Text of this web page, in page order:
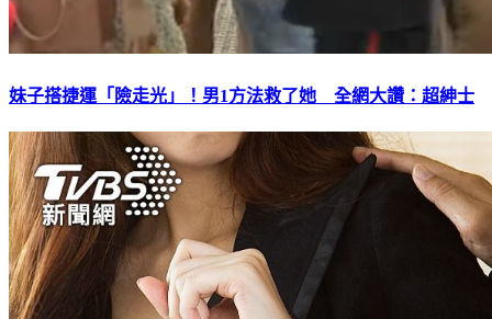
妹子搭捷運「險走光」！男1方法救了她 全網大讚：超紳士